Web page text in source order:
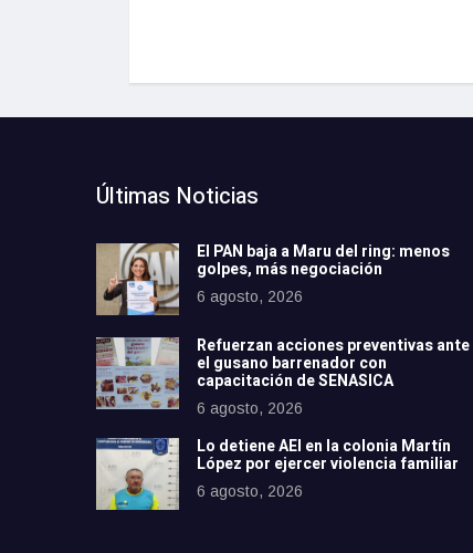
Últimas Noticias
El PAN baja a Maru del ring: menos
golpes, más negociación
6 agosto, 2026
Refuerzan acciones preventivas ante
el gusano barrenador con
capacitación de SENASICA
6 agosto, 2026
Lo detiene AEI en la colonia Martín
López por ejercer violencia familiar
6 agosto, 2026